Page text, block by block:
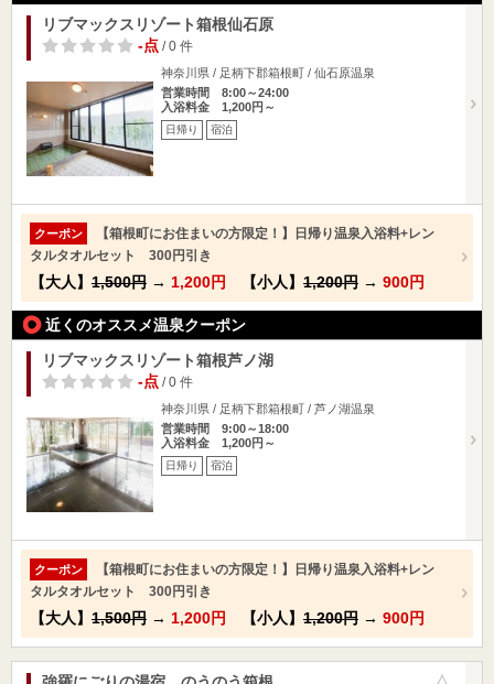
リブマックスリゾート箱根仙石原
-点/ 0 件
神奈川県 / 足柄下郡箱根町 / 仙石原温泉
営業時間 8:00～24:00
入浴料金 1,200円～
日帰り 宿泊
クーポン
【箱根町にお住まいの方限定！】日帰り温泉入浴料+レン
タルタオルセット 300円引き
【大人】 1,500円 → 1,200円 【小人】 1,200円 → 900円
近くのオススメ温泉クーポン
リブマックスリゾート箱根芦ノ湖
-点/ 0 件
神奈川県 / 足柄下郡箱根町 / 芦ノ湖温泉
営業時間 9:00～18:00
入浴料金 1,200円～
日帰り 宿泊
クーポン
【箱根町にお住まいの方限定！】日帰り温泉入浴料+レン
タルタオルセット 300円引き
【大人】 1,500円 → 1,200円 【小人】 1,200円 → 900円